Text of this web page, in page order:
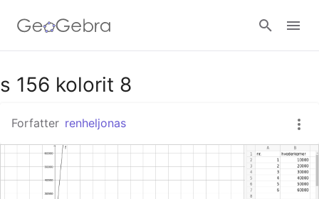
Google Classroom
GeoGebra Classroom
Log ind
s 156 kolorit 8
Forfatter renheljonas